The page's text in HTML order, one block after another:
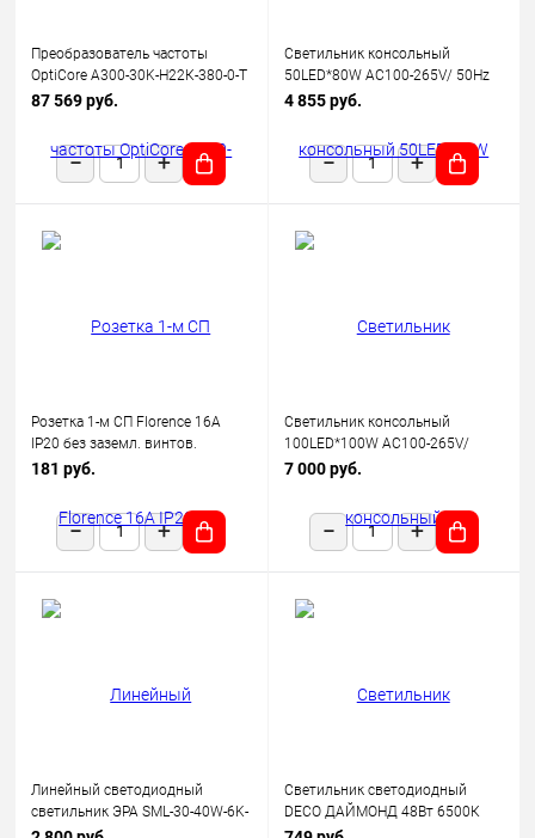
Преобразователь частоты
OptiCore A300-30K-Н22К-380-0-Т
КЭАЗ 342664
87 569 руб.
Светильник консольный
50LED*80W AC100-265V/ 50Hz
SP2923 цвет серый (IP65),
4 855 руб.
Розетка 1-м СП Florence 16А
IP20 без заземл. винтов.
клеммы механизм беж.
181 руб.
Светильник консольный
100LED*100W AC100-265V/
50Hz, SP2924 цвет серый (IP65),
7 000 руб.
Линейный светодиодный
светильник ЭРА SML-30-40W-6K-
12-B 40Вт 6500K 3600Лм
Светильник светодиодный
DECO ДАЙМОНД 48Вт 6500К
3120лм 230В 377х73мм IN